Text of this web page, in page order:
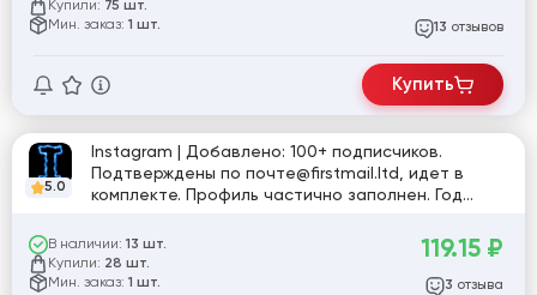
Купили: 75 шт.
Мин. заказ: 1 шт. 13 отзывов
Купить
5.0
Instagram | Добавлено: 100+ подписчиков.
Подтверждены по почте@firstmail.ltd, идет в
комплекте. Профиль частично заполнен. Год
аутентификация. Страна регистрации: MIX.
В наличии: 13 шт.
Купили: 28 шт.
Мин. заказ: 1 шт.
119.15 ₽
3 отзыва